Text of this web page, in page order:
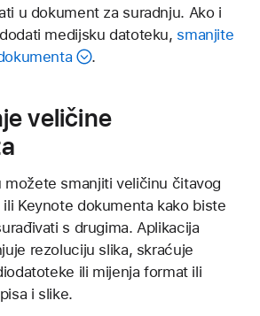
u dokument za suradnju. Ako i
medijsku datoteku, smanjite
.
veličine
možete smanjiti veličinu čitavog
Keynote dokumenta kako biste
s drugima. Aplikacija
rezoluciju slika, skraćuje
ili mijenja format ili
i slike.